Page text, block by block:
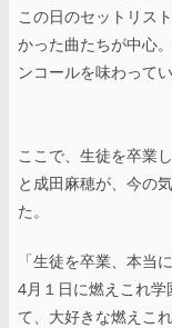
この日のセットリス
かった曲たちが中心
ンコールを味わって
ここで、生徒を卒業
と成田麻穂が、今の
た。
「生徒を卒業、本当
4月１日に燃えこれ
て、大好きな燃えこ